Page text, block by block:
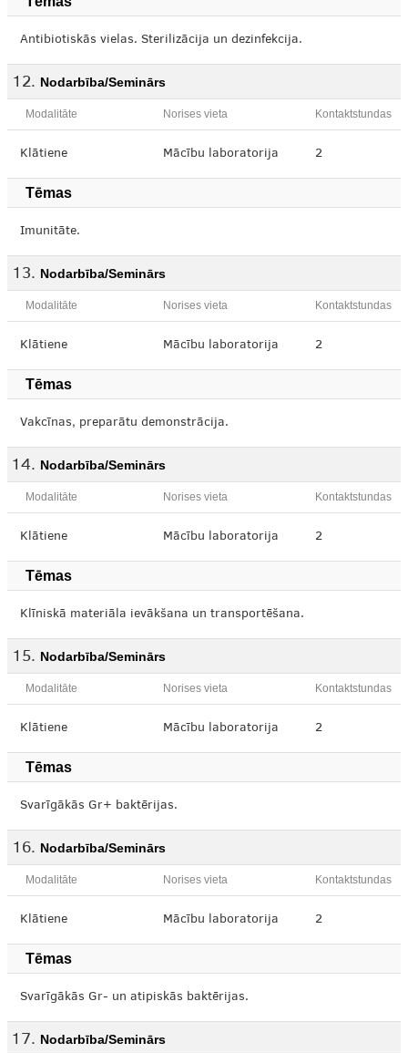
Antibiotiskās vielas. Sterilizācija un dezinfekcija.
Nodarbība/Seminārs
Modalitāte Norises vieta Kontaktstundas
Klātiene Mācību laboratorija 2
Tēmas
Imunitāte.
Nodarbība/Seminārs
Modalitāte Norises vieta Kontaktstundas
Klātiene Mācību laboratorija 2
Tēmas
Vakcīnas, preparātu demonstrācija.
Nodarbība/Seminārs
Modalitāte Norises vieta Kontaktstundas
Klātiene Mācību laboratorija 2
Tēmas
Klīniskā materiāla ievākšana un transportēšana.
Nodarbība/Seminārs
Modalitāte Norises vieta Kontaktstundas
Klātiene Mācību laboratorija 2
Tēmas
Svarīgākās Gr+ baktērijas.
Nodarbība/Seminārs
Modalitāte Norises vieta Kontaktstundas
Klātiene Mācību laboratorija 2
Tēmas
Svarīgākās Gr- un atipiskās baktērijas.
Nodarbība/Seminārs